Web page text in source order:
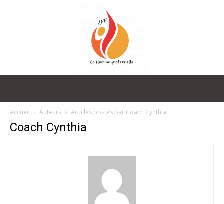
Fraternelle
Accueil Auteurs Articles postés par Coach Cynthia
Coach Cynthia